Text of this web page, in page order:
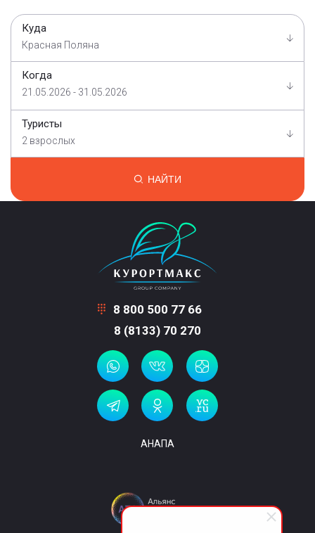
Куда
Красная Поляна
Когда
21.05.2026 - 31.05.2026
Туристы
2 взрослых
НАЙТИ
8 800 500 77 66
8 (8133) 70 270
АНАПА